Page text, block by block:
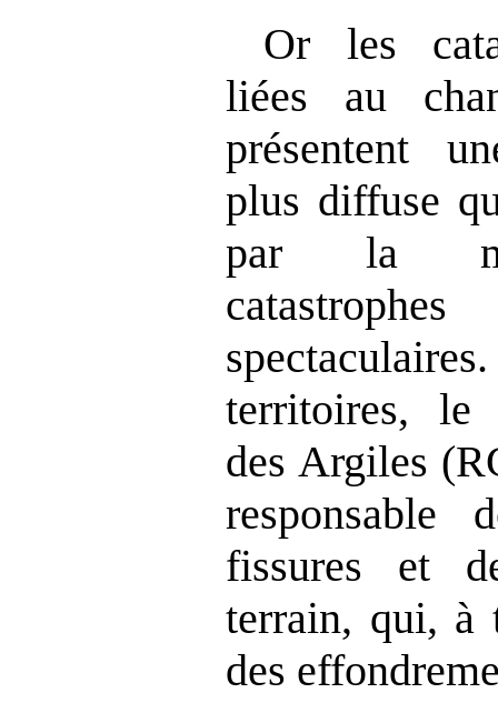
Or les
liées au
présentent
plus diffuse
par la
territoires, le
des Argiles
responsable
fissures et
terrain, qui, à
des